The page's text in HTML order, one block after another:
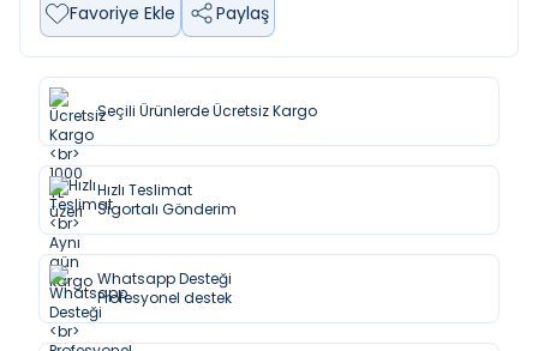
Favoriye Ekle Paylaş
Seçili Ürünlerde Ücretsiz Kargo
Hızlı Teslimat
Sigortalı Gönderim
Whatsapp Desteği
Profesyonel destek